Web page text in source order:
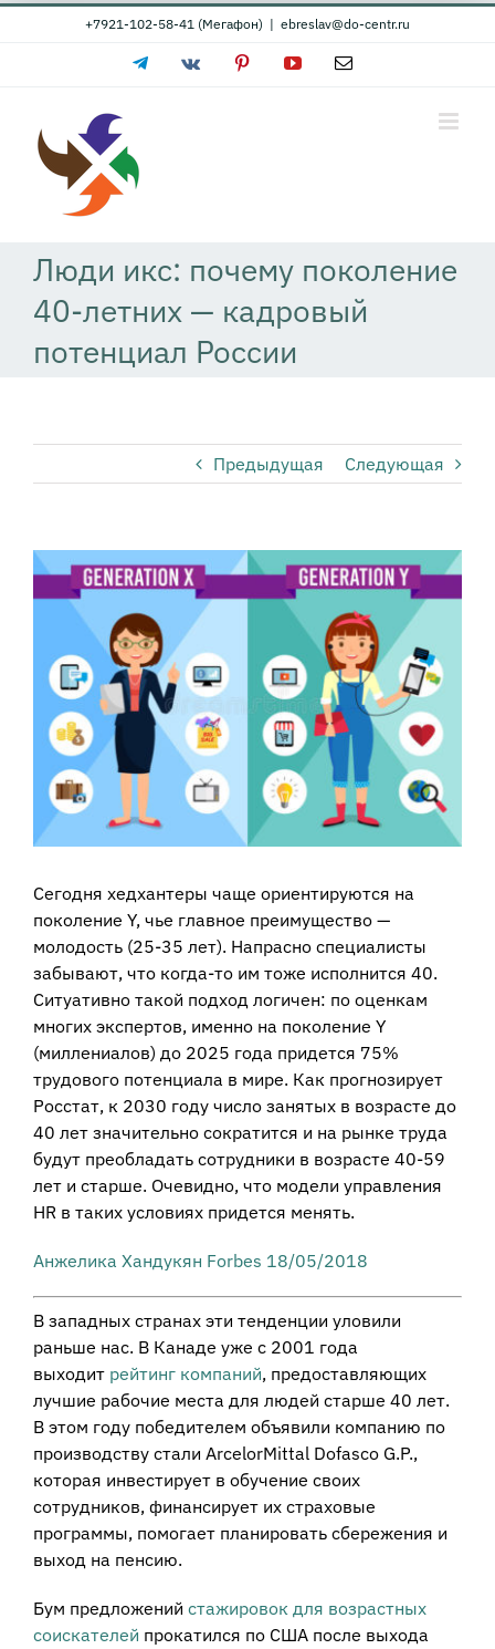
Skip
+7921-102-58-41 (Мегафон) | ebreslav@do-centr.ru
TelegramVk PinterestYouTubeEmail
Люди икс: почему поколение
40-летних — кадровый
потенциал России
Предыдущая Следующая
View
Larger
Image
Сегодня хедхантеры чаще ориентируются на
поколение Y, чье главное преимущество —
молодость (25-35 лет). Напрасно специалисты
забывают, что когда-то им тоже исполнится 40.
Ситуативно такой подход логичен: по оценкам
многих экспертов, именно на поколение Y
(миллениалов) до 2025 года придется 75%
трудового потенциала в мире. Как прогнозирует
Росстат, к 2030 году число занятых в возрасте до
40 лет значительно сократится и на рынке труда
будут преобладать сотрудники в возрасте 40-59
лет и старше. Очевидно, что модели управления
HR в таких условиях придется менять.
Анжелика Хандукян Forbes 18/05/2018
В западных странах эти тенденции уловили
раньше нас. В Канаде уже с 2001 года
выходит рейтинг компаний, предоставляющих
лучшие рабочие места для людей старше 40 лет.
В этом году победителем объявили компанию по
производству стали ArcelorMittal Dofasco G.P.,
которая инвестирует в обучение своих
сотрудников, финансирует их страховые
программы, помогает планировать сбережения и
выход на пенсию.
Бум предложений стажировок для возрастных
соискателей прокатился по США после выхода